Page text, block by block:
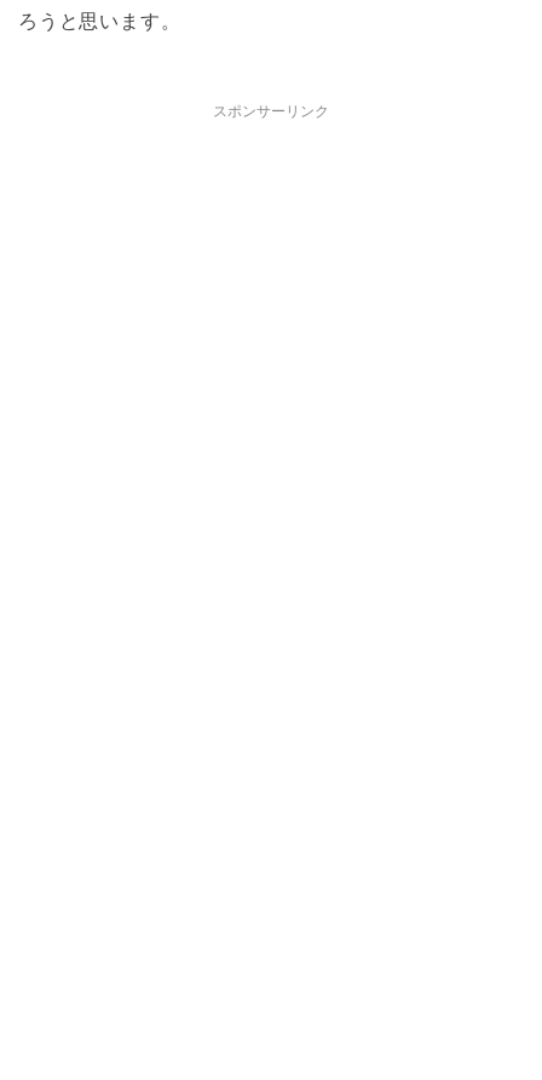
ろうと思います。
スポンサーリンク